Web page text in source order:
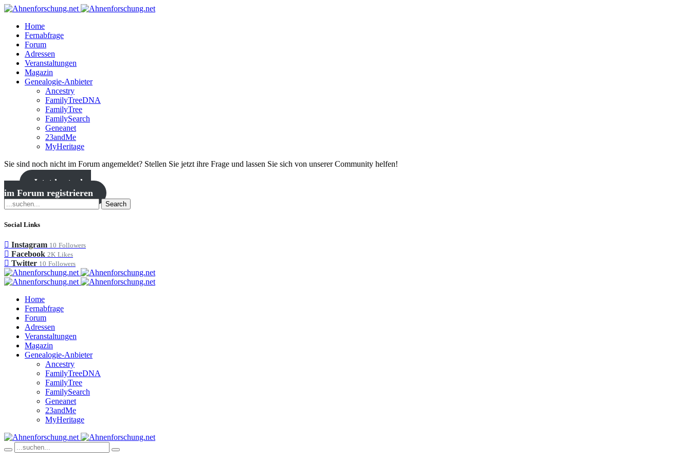
Home
Fernabfrage
Forum
Adressen
Veranstaltungen
Magazin
Genealogie-Anbieter
Ancestry
FamilyTreeDNA
FamilyTree
FamilySearch
Geneanet
23andMe
MyHeritage
Sie sind noch nicht im Forum angemeldet? Stellen Sie jetzt ihre Frage und lassen Sie sich von unserer Community helfen!
Jetzt kostenlos
im Forum registrieren
Search
Social Links
Instagram 10 Followers
Facebook 2K Likes
Twitter 10 Followers
Home
Fernabfrage
Forum
Adressen
Veranstaltungen
Magazin
Genealogie-Anbieter
Ancestry
FamilyTreeDNA
FamilyTree
FamilySearch
Geneanet
23andMe
MyHeritage